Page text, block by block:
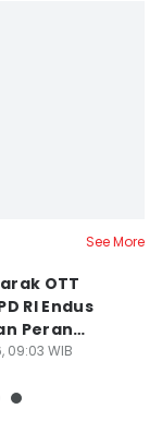
See More
OTT
RI Endus
Peran
09:03 WIB